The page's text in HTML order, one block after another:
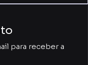
para receber a